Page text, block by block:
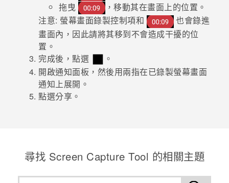
拖曳
，移動其在畫面上的位置。
注意: 螢幕畫面錄製控制項和
也會錄進
畫面內，因此請將其移到不會造成干擾的位
置。
完成後，點選
。
開啟通知面板，然後用兩指在已錄製螢幕畫面
通知上展開。
點選分享 。
尋找 Screen Capture Tool 的相關主題